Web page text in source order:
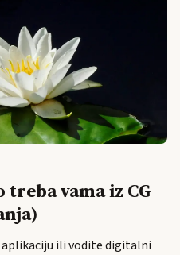
treba vama iz CG
ili vodite digitalni